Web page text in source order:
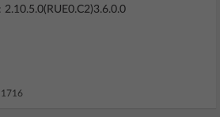
2.10.5.0(RUE0.C2)3.6.0.0